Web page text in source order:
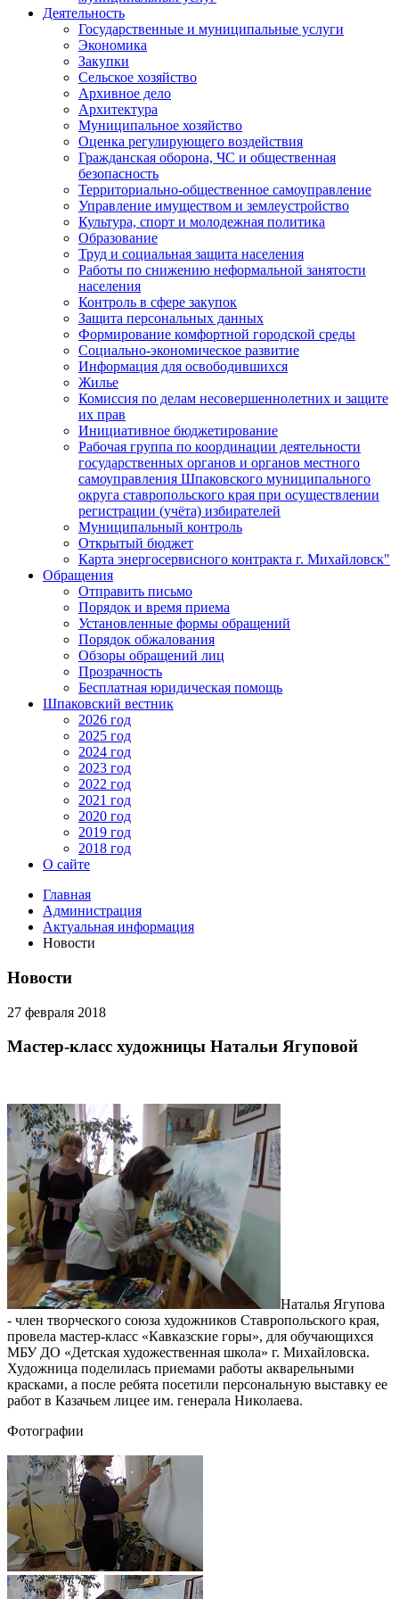
Деятельность
Государственные и муниципальные услуги
Экономика
Закупки
Сельское хозяйство
Архивное дело
Архитектура
Муниципальное хозяйство
Оценка регулирующего воздействия
Гражданская оборона, ЧС и общественная
безопасность
Территориально-общественное самоуправление
Управление имуществом и землеустройство
Культура, спорт и молодежная политика
Образование
Труд и социальная защита населения
Работы по снижению неформальной занятости
населения
Контроль в сфере закупок
Защита персональных данных
Формирование комфортной городской среды
Социально-экономическое развитие
Информация для освободившихся
Жилье
Комиссия по делам несовершеннолетних и защите
их прав
Инициативное бюджетирование
Рабочая группа по координации деятельности
государственных органов и органов местного
самоуправления Шпаковского муниципального
округа ставропольского края при осуществлении
регистрации (учёта) избирателей
Муниципальный контроль
Открытый бюджет
Карта энергосервисного контракта г. Михайловск"
Обращения
Отправить письмо
Порядок и время приема
Установленные формы обращений
Порядок обжалования
Обзоры обращений лиц
Прозрачность
Бесплатная юридическая помощь
Шпаковский вестник
2026 год
2025 год
2024 год
2023 год
2022 год
2021 год
2020 год
2019 год
2018 год
О сайте
Главная
Администрация
Актуальная информация
Новости
Новости
27 февраля 2018
Мастер-класс художницы Натальи Ягуповой
Наталья Ягупова
- член творческого союза художников Ставропольского края,
провела мастер-класс «Кавказские горы», для обучающихся
МБУ ДО «Детская художественная школа» г. Михайловска.
Художница поделилась приемами работы акварельными
красками, а после ребята посетили персональную выставку ее
работ в Казачьем лицее им. генерала Николаева.
Фотографии